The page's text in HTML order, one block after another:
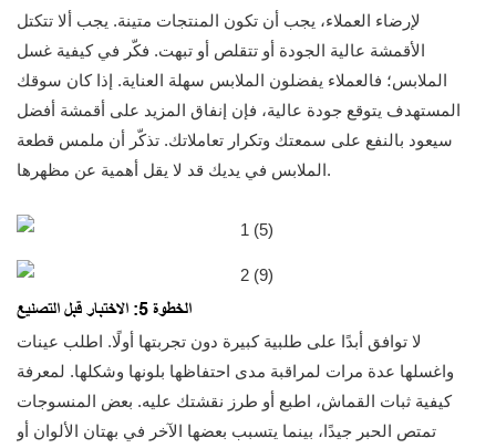
لإرضاء العملاء، يجب أن تكون المنتجات متينة. يجب ألا تتكتل
الأقمشة عالية الجودة أو تتقلص أو تبهت. فكّر في كيفية غسل
الملابس؛ فالعملاء يفضلون الملابس سهلة العناية. إذا كان سوقك
المستهدف يتوقع جودة عالية، فإن إنفاق المزيد على أقمشة أفضل
سيعود بالنفع على سمعتك وتكرار تعاملاتك. تذكّر أن ملمس قطعة
الملابس في يديك قد لا يقل أهمية عن مظهرها.
الخطوة 5: الاختبار قبل التصنيع
لا توافق أبدًا على طلبية كبيرة دون تجربتها أولًا. اطلب عينات
واغسلها عدة مرات لمراقبة مدى احتفاظها بلونها وشكلها. لمعرفة
كيفية ثبات القماش، اطبع أو طرز نقشتك عليه. بعض المنسوجات
تمتص الحبر جيدًا، بينما يتسبب بعضها الآخر في بهتان الألوان أو